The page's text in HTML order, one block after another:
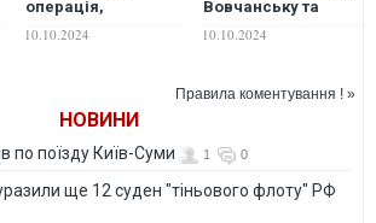
операція,
завершиться
10.10.2024
Вовчанську та
Верхньокам'янське
10.10.2024
Правила коментування ! »
НОВИНИ
по поїзду Київ-Суми 1 0
ще 12 суден "тіньового флоту" РФ